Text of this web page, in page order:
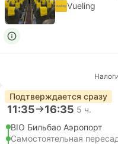
Vueling
Подтверждается сразу
11:35 16:35 5 ч.
BIO Бильбао Аэропорт
Самостоятельная